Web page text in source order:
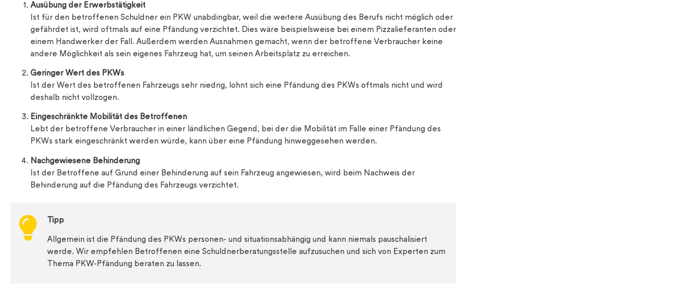
Ausübung der Erwerbstätigkeit
Ist für den betroffenen Schuldner ein PKW unabdingbar, weil die weitere Ausübung des Berufs nicht möglich oder
gefährdet ist, wird oftmals auf eine Pfändung verzichtet. Dies wäre beispielsweise bei einem Pizzalieferanten oder
einem Handwerker der Fall. Außerdem werden Ausnahmen gemacht, wenn der betroffene Verbraucher keine
andere Möglichkeit als sein eigenes Fahrzeug hat, um seinen Arbeitsplatz zu erreichen.
Geringer Wert des PKWs
Ist der Wert des betroffenen Fahrzeugs sehr niedrig, lohnt sich eine Pfändung des PKWs oftmals nicht und wird
deshalb nicht vollzogen.
Eingeschränkte Mobilität des Betroffenen
Lebt der betroffene Verbraucher in einer ländlichen Gegend, bei der die Mobilität im Falle einer Pfändung des
PKWs stark eingeschränkt werden würde, kann über eine Pfändung hinweggesehen werden.
Nachgewiesene Behinderung
Ist der Betroffene auf Grund einer Behinderung auf sein Fahrzeug angewiesen, wird beim Nachweis der
Behinderung auf die Pfändung des Fahrzeugs verzichtet.
Tipp
Allgemein ist die Pfändung des PKWs personen- und situationsabhängig und kann niemals pauschalisiert
werde. Wir empfehlen Betroffenen eine Schuldnerberatungsstelle aufzusuchen und sich von Experten zum
Thema PKW-Pfändung beraten zu lassen.